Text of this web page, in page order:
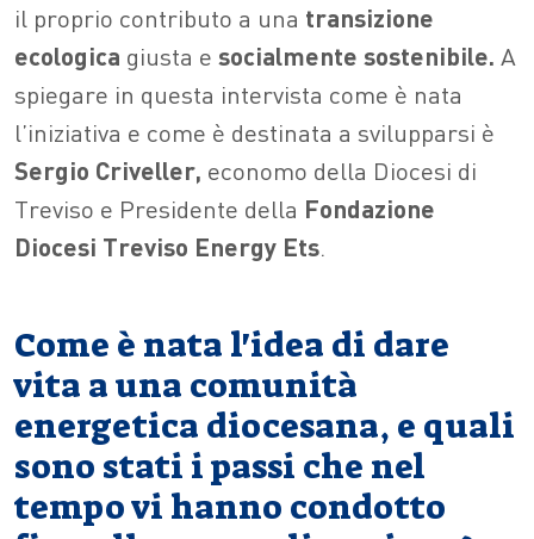
il proprio contributo a una transizione
ecologica giusta e socialmente sostenibile. A
spiegare in questa intervista come è nata
l’iniziativa e come è destinata a svilupparsi è
Sergio Criveller, economo della Diocesi di
Treviso e Presidente della Fondazione
Diocesi Treviso Energy Ets.
Come è nata l'idea di dare
vita a una comunità
energetica diocesana, e quali
sono stati i passi che nel
tempo vi hanno condotto